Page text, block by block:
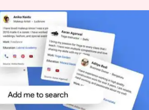
आने के लिए ऐसे बनाएं
कार्ड, लिंक करें
अकाउंट्स
2020 07:30 pm